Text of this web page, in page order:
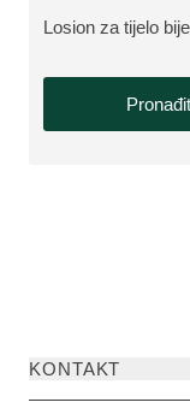
VIŠE O
Losion za tijelo
KONTAKT